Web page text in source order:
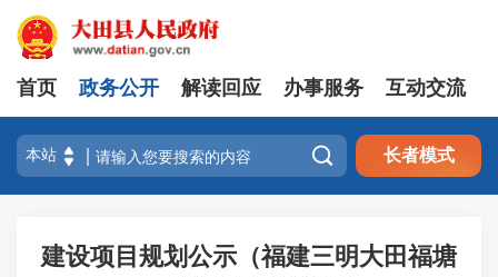
首页 政务公开 解读回应 办事服务 互动交流
 长者模式
建设项目规划公示（福建三明大田福塘